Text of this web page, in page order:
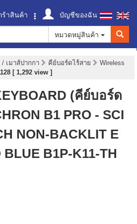
ร้าสินค้า
บัญชีของฉัน
หมวดหมู่สินค้า
เมาส์ปากกา คีย์บอร์ดไร้สาย
Wireless
[ 1,292 view ]
(คีย์บอร์ด
B1 PRO - SCI
NON-BACKLIT E
BLUE B1P-K11-TH